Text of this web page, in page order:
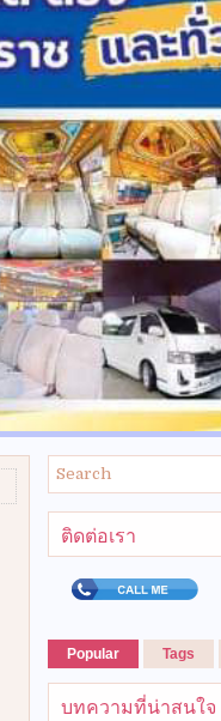
ติดต่อเรา
Popular Tags
บทความที่น่าสนใจ